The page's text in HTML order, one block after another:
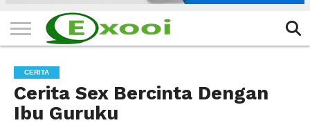
CERITA
Cerita Sex Bercinta Dengan
Ibu Guruku